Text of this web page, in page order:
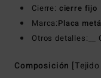
Cierre: cierre fijo
Marca:Placa
Otros detalles:__
Composición